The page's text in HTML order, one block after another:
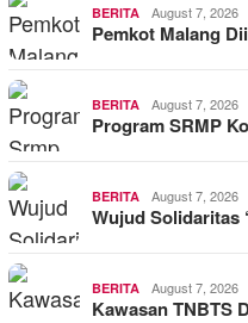
BERITA August 7, 2026
Pemkot Malang
BERITA August 7, 2026
Program SRMP
BERITA August 7, 2026
Wujud Solidaritas
BERITA August 7, 2026
Kawasan TNBTS